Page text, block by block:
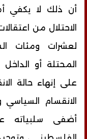
أن ذلك لا يكفي
الاحتلال من
لعشرات ومئات
المحتلة أو
على إنهاء حالة
الانقسام
أضفى سلبياته